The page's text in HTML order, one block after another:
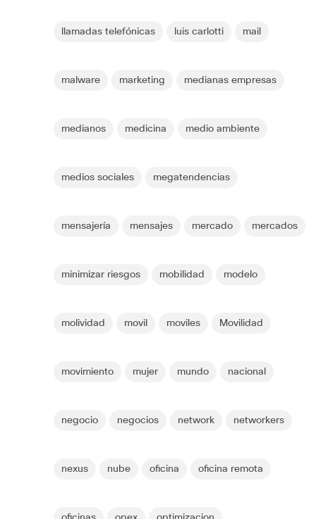
llamadas telefónicas luis carlotti mail
malware marketing medianas empresas
medianos medicina medio ambiente
medios sociales megatendencias
mensajería mensajes mercado mercados
minimizar riesgos mobilidad modelo
molividad movil moviles Movilidad
movimiento mujer mundo nacional
negocio negocios network networkers
nexus nube oficina oficina remota